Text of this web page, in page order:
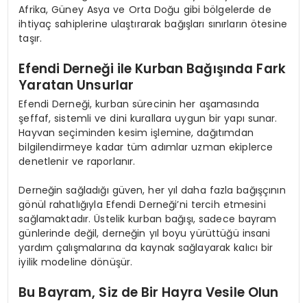
Afrika, Güney Asya ve Orta Doğu gibi bölgelerde de
ihtiyaç sahiplerine ulaştırarak bağışları sınırların ötesine
taşır.
Efendi Derneği ile Kurban Bağışında Fark
Yaratan Unsurlar
Efendi Derneği, kurban sürecinin her aşamasında
şeffaf, sistemli ve dini kurallara uygun bir yapı sunar.
Hayvan seçiminden kesim işlemine, dağıtımdan
bilgilendirmeye kadar tüm adımlar uzman ekiplerce
denetlenir ve raporlanır.
Derneğin sağladığı güven, her yıl daha fazla bağışçının
gönül rahatlığıyla Efendi Derneği’ni tercih etmesini
sağlamaktadır. Üstelik kurban bağışı, sadece bayram
günlerinde değil, derneğin yıl boyu yürüttüğü insani
yardım çalışmalarına da kaynak sağlayarak kalıcı bir
iyilik modeline dönüşür.
Bu Bayram, Siz de Bir Hayra Vesile Olun